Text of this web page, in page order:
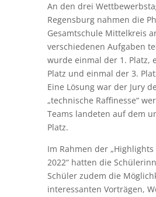
An den drei
Regensburg nahmen die
Gesamtschule Mittelkreis
verschiedenen Aufgaben
wurde einmal der 1. Platz,
Platz und einmal der 3.
Eine Lösung war der Jury
„technische Raffinesse“
Teams landeten auf dem
Platz.
Im Rahmen der „Highlights
2022“ hatten die
Schüler zudem die
interessanten Vorträgen,